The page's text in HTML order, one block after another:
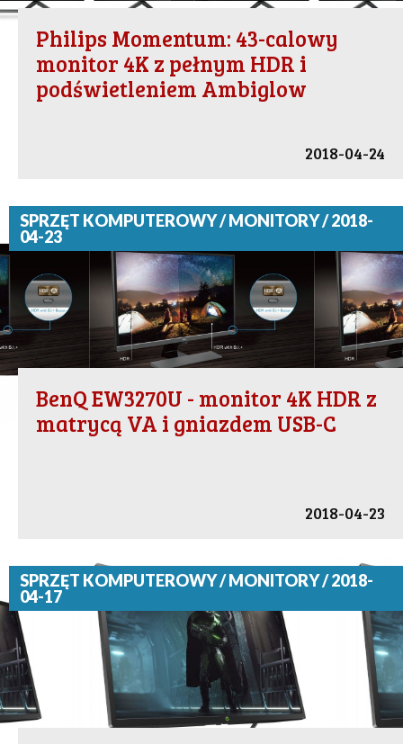
Philips Momentum: 43-calowy
monitor 4K z pełnym HDR i
podświetleniem Ambiglow
2018-04-24
SPRZĘT KOMPUTEROWY / MONITORY / 2018-
04-23
BenQ EW3270U - monitor 4K HDR z
matrycą VA i gniazdem USB-C
2018-04-23
SPRZĘT KOMPUTEROWY / MONITORY / 2018-
04-17